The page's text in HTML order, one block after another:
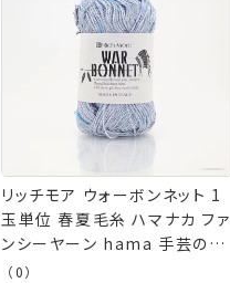
リッチモア ウォーボンネット 1
玉単位 春夏毛糸 ハマナカ ファ
ンシーヤーン hama 手芸の山
久
（0）